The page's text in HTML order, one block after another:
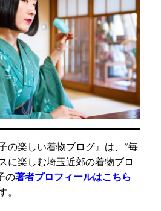
の楽しい着物ブログ』は、“毎
に楽しむ埼玉近郊の着物ブロ
の著者プロフィールはこちら